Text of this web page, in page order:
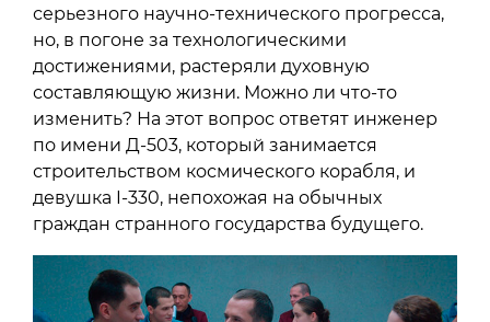
серьезного научно-технического прогресса,
но, в погоне за технологическими
достижениями, растеряли духовную
составляющую жизни. Можно ли что-то
изменить? На этот вопрос ответят инженер
по имени Д-503, который занимается
строительством космического корабля, и
девушка I-330, непохожая на обычных
граждан странного государства будущего.